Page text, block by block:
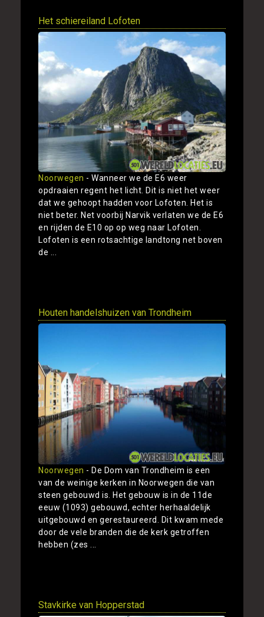
Het schiereiland Lofoten
Noorwegen - Wanneer we de E6 weer
opdraaien regent het licht. Dit is niet het weer
dat we gehoopt hadden voor Lofoten. Het is
niet beter. Net voorbij Narvik verlaten we de E6
en rijden de E10 op op weg naar Lofoten.
Lofoten is een rotsachtige landtong net boven
de ...
Houten handelshuizen van Trondheim
Noorwegen - De Dom van Trondheim is een
van de weinige kerken in Noorwegen die van
steen gebouwd is. Het gebouw is in de 11de
eeuw (1093) gebouwd, echter herhaaldelijk
uitgebouwd en gerestaureerd. Dit kwam mede
door de vele branden die de kerk getroffen
hebben (zes ...
Stavkirke van Hopperstad